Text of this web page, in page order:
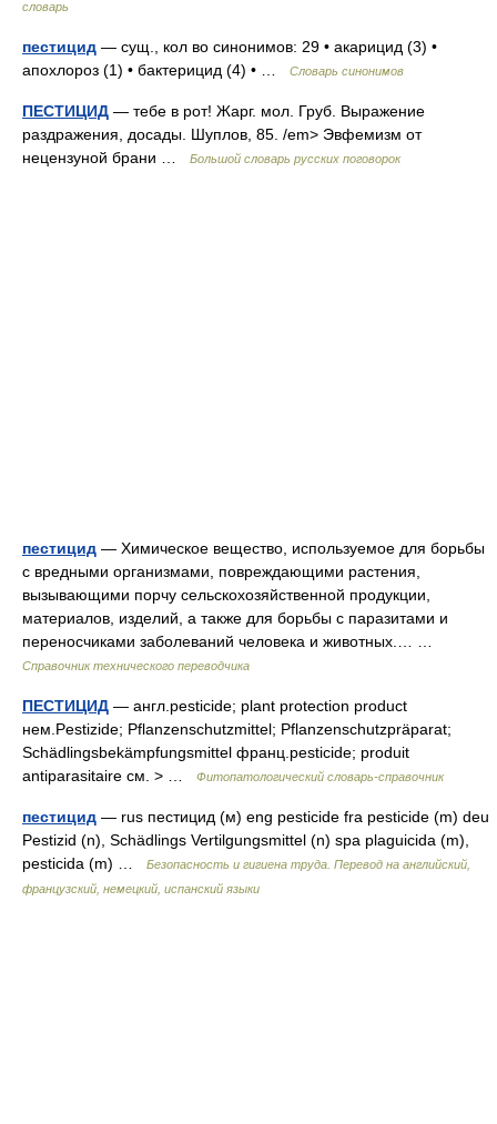
словарь
пестицид — сущ., кол во синонимов: 29 • акарицид (3) •
апохлороз (1) • бактерицид (4) • …
Словарь синонимов
ПЕСТИЦИД — тебе в рот! Жарг. мол. Груб. Выражение
раздражения, досады. Шуплов, 85. /em> Эвфемизм от
нецензуной брани …
Большой словарь русских поговорок
пестицид — Химическое вещество, используемое для борьбы
с вредными организмами, повреждающими растения,
вызывающими порчу сельскохозяйственной продукции,
материалов, изделий, а также для борьбы с паразитами и
переносчиками заболеваний человека и животных.… …
Справочник технического переводчика
ПЕСТИЦИД — англ.pesticide; plant protection product
нем.Pestizide; Pflanzenschutzmittel; Pflanzenschutzpräparat;
Schädlingsbekämpfungsmittel франц.pesticide; produit
antiparasitaire см. > …
Фитопатологический словарь-справочник
пестицид — rus пестицид (м) eng pesticide fra pesticide (m) deu
Pestizid (n), Schädlings Vertilgungsmittel (n) spa plaguicida (m),
pesticida (m) …
Безопасность и гигиена труда. Перевод на английский,
французский, немецкий, испанский языки